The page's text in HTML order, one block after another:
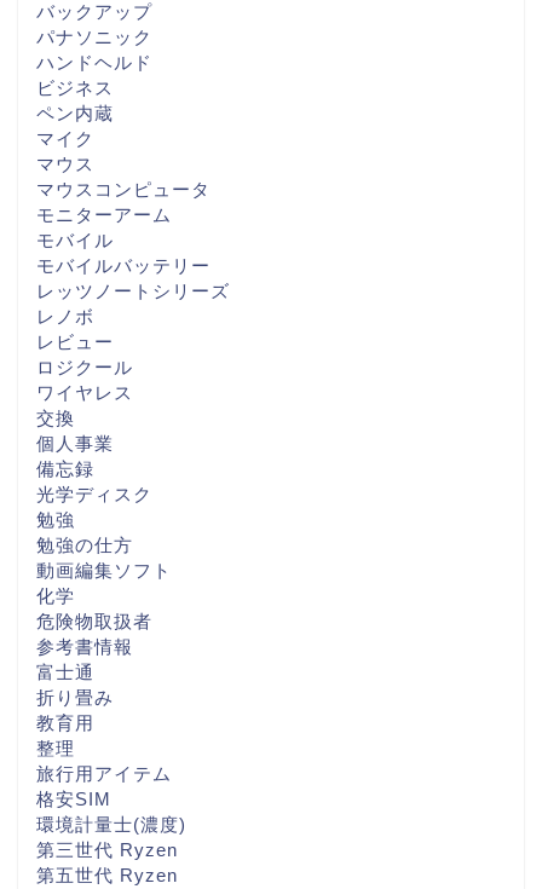
バックアップ
パナソニック
ハンドヘルド
ビジネス
ペン内蔵
マイク
マウス
マウスコンピュータ
モニターアーム
モバイル
モバイルバッテリー
レッツノートシリーズ
レノボ
レビュー
ロジクール
ワイヤレス
交換
個人事業
備忘録
光学ディスク
勉強
勉強の仕方
動画編集ソフト
化学
危険物取扱者
参考書情報
富士通
折り畳み
教育用
整理
旅行用アイテム
格安SIM
環境計量士(濃度)
第三世代 Ryzen
第五世代 Ryzen